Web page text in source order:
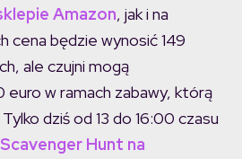
Amazon, jak i na
cena będzie wynosić 149
ale czujni mogą
euro w ramach zabawy, którą
dziś od 13 do 16:00 czasu
Scavenger Hunt na